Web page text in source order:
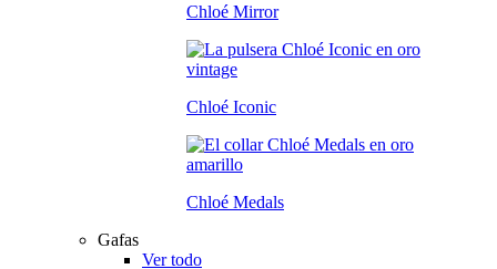
Chloé Mirror
Chloé Iconic
Chloé Medals
Gafas
Ver todo